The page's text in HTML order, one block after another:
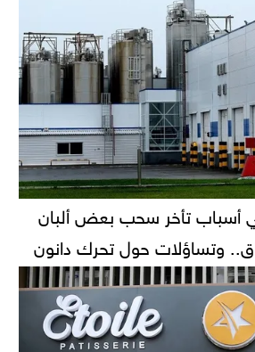
أسباب تأخر سحب بعض ألبان
وتساؤلات حول تحرك دانون